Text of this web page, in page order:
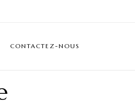
CONTACTEZ-NOUS